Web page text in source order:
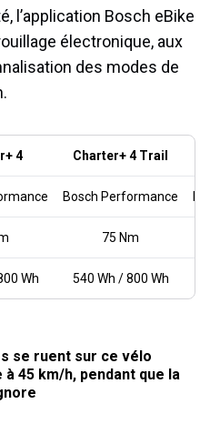
l’application Bosch eBike
électronique, aux
des modes de
4 Charter+ 4 Trail
Bosch Performance
75 Nm
Wh 540 Wh / 800 Wh
se ruent sur ce vélo
45 km/h, pendant que la